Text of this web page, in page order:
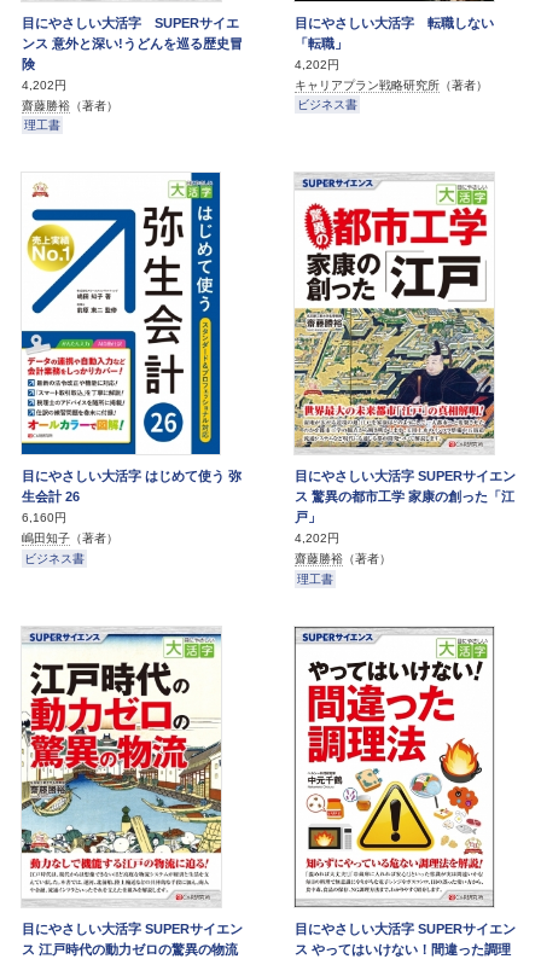
目にやさしい大活字 SUPERサイエ
ンス 意外と深い!うどんを巡る歴史冒
険
4,202円
齋藤勝裕 （著者）
理工書
目にやさしい大活字 転職しない
「転職」
4,202円
キャリアプラン戦略研究所 （著者）
ビジネス書
目にやさしい大活字 はじめて使う 弥
生会計 26
6,160円
嶋田知子 （著者）
ビジネス書
目にやさしい大活字 SUPERサイエン
ス 驚異の都市工学 家康の創った「江
戸」
4,202円
齋藤勝裕 （著者）
理工書
目にやさしい大活字 SUPERサイエン
ス 江戸時代の動力ゼロの驚異の物流
目にやさしい大活字 SUPERサイエン
ス やってはいけない！間違った調理